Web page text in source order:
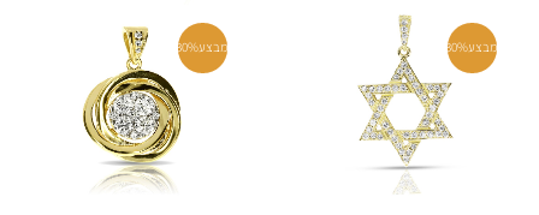
מבצע30% מבצע30%